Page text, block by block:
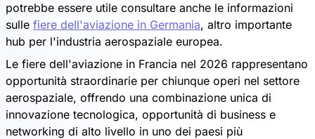
potrebbe essere utile consultare anche le informazioni
sulle fiere dell'aviazione in Germania, altro importante
hub per l'industria aerospaziale europea.
Le fiere dell'aviazione in Francia nel 2026 rappresentano
opportunità straordinarie per chiunque operi nel settore
aerospaziale, offrendo una combinazione unica di
innovazione tecnologica, opportunità di business e
networking di alto livello in uno dei paesi più